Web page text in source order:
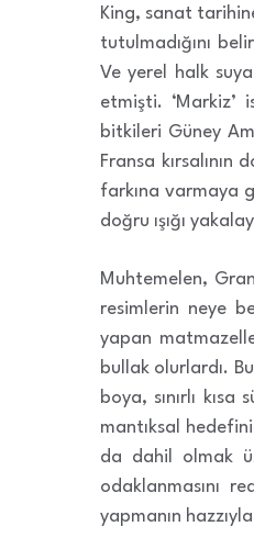
King, sanat
tutulmadığını
Ve yerel halk
etmişti.
bitkileri Güney
Fransa
farkına varmaya
doğru ışığı
Muhtemelen,
resimlerin neye
yapan
bullak olurlardı.
boya, sınırlı
mantıksal
da dahil olmak
odaklanmasını
yapmanın